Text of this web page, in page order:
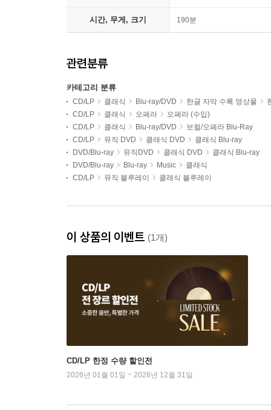
시간, 무게, 크기 190분
관련분류
카테고리 분류
CD/LP 클래식 Blu-ray/DVD 한글 자막 수록 영상물
CD/LP
클래식 오페라
오페라 (수입)
CD/LP
클래식 Blu-ray/DVD
보컬/오페라 Blu-Ray
CD/LP
뮤직 DVD 클래식 DVD
클래식 Blu-ray
DVD/Blu-ray
뮤직DVD 클래식 DVD
클래식 Blu-ray
DVD/Blu-ray
Blu-ray Music
클래식
CD/LP
뮤직 블루레이 클래식 블루레이
이 상품의 이벤트 (1개)
CD/LP 한정 수량 할인전
2026년 01월 01일 ~ 2026년 12월 31일